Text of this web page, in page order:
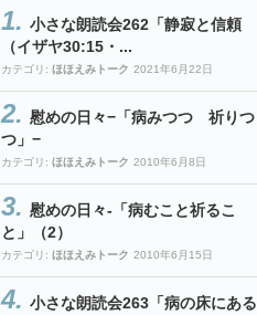
小さな朗読会262「静寂と信頼
（イザヤ30:15・...
カテゴリ: ほほえみトーク 2021年6月22日
慰めの日々−「病みつつ 祈りつ
つ」−
カテゴリ: ほほえみトーク 2010年6月8日
慰めの日々-「病むこと祈るこ
と」（2）
カテゴリ: ほほえみトーク 2010年6月15日
小さな朗読会263「病の床にある